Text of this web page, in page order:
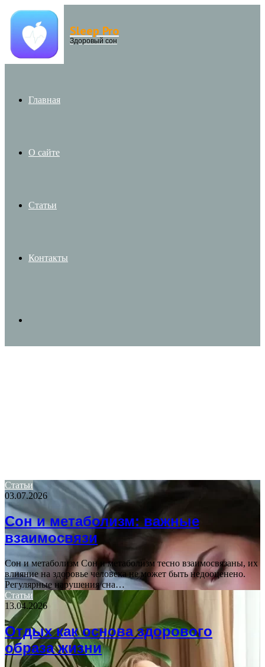
Menu Sleep Pro
Здоровый сон
Главная
О сайте
Статьи
Контакты
Статьи
03.07.2026
Сон и метаболизм: важные
взаимосвязи
Сон и метаболизм Сон и метаболизм тесно взаимосвязаны, их
влияние на здоровье человека не может быть недооценено.
Регулярные нарушения сна…
Статьи
13.04.2026
Отдых как основа здорового
образа жизни